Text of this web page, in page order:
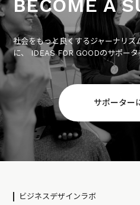
BECOME A
社会をもっと良くするジャーナリズ
に、 IDEAS FOR GOODのサポータ
サポーター
ビジネスデザインラボ